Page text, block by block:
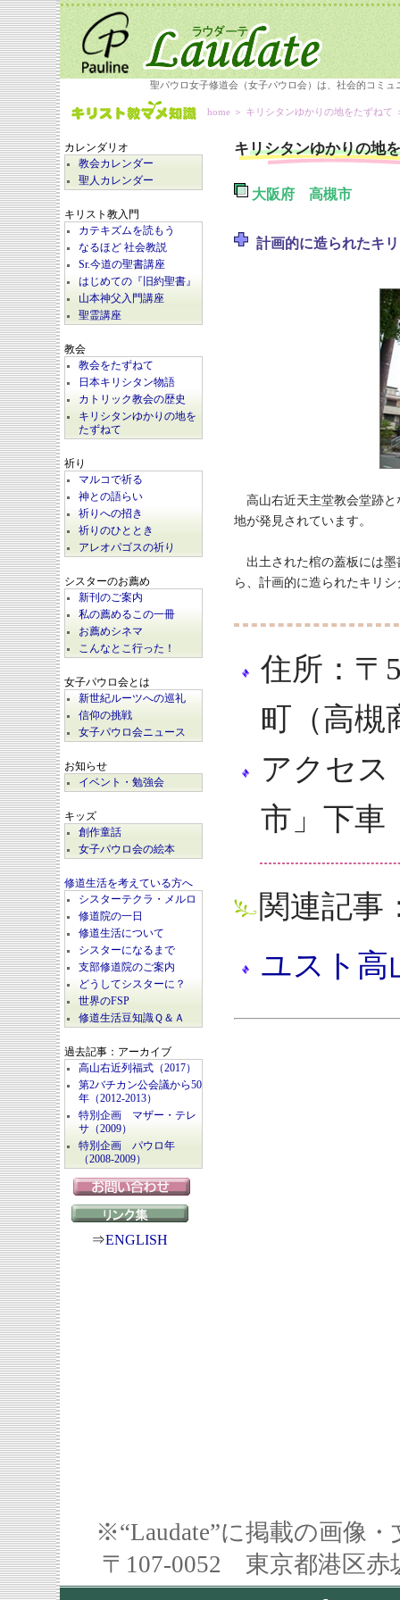
聖パウロ女子修道会（女子パウロ会）は、社会的コミ
カレンダリオ
教会カレンダー
聖人カレンダー
キリスト教入門
カテキズムを読もう
なるほど 社会教説
Sr.今道の聖書講座
はじめての『旧約聖書』
山本神父入門講座
聖霊講座
教会
教会をたずねて
日本キリシタン物語
カトリック教会の歴史
キリシタンゆかりの地を
たずねて
祈り
マルコで祈る
神との語らい
祈りへの招き
祈りのひととき
アレオパゴスの祈り
シスターのお薦め
新刊のご案内
私の薦めるこの一冊
お薦めシネマ
こんなとこ行った！
女子パウロ会とは
新世紀ルーツへの巡礼
信仰の挑戦
女子パウロ会ニュース
お知らせ
イベント・勉強会
キッズ
創作童話
女子パウロ会の絵本
修道生活を考えている方へ
シスターテクラ・メルロ
修道院の一日
修道生活について
シスターになるまで
支部修道院のご案内
どうしてシスターに？
世界のFSP
修道生活豆知識Ｑ＆Ａ
過去記事：アーカイブ
高山右近列福式（2017）
第2バチカン公会議から50
年（2012-2013）
特別企画 マザー・テレ
サ（2009）
特別企画 パウロ年
（2008-2009）
⇒ENGLISH
home ＞ キリシタンゆかりの地をたずねて
キリシタンゆかりの地
大阪府 高槻市
計画的に造られたキ
高山右近天主堂教会堂跡
地が発見されています。
出土された棺の蓋板には墨
ら、計画的に造られたキリ
住所：〒
町（高槻
アクセス
市」下
関連記事
ユスト高
※“Laudate”に掲載の画像
〒107-0052 東京都港区